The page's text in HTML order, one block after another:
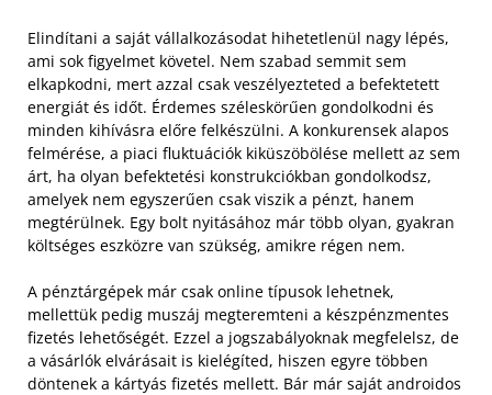
Elindítani a saját vállalkozásodat hihetetlenül nagy lépés,
ami sok figyelmet követel. Nem szabad semmit sem
elkapkodni, mert azzal csak veszélyezteted a befektetett
energiát és időt. Érdemes széleskörűen gondolkodni és
minden kihívásra előre felkészülni. A konkurensek alapos
felmérése, a piaci fluktuációk kiküszöbölése mellett az sem
árt, ha olyan befektetési konstrukciókban gondolkodsz,
amelyek nem egyszerűen csak viszik a pénzt, hanem
megtérülnek. Egy bolt nyitásához már több olyan, gyakran
költséges eszközre van szükség, amikre régen nem.
A pénztárgépek már csak online típusok lehetnek,
mellettük pedig muszáj megteremteni a készpénzmentes
fizetés lehetőségét. Ezzel a jogszabályoknak megfelelsz, de
a vásárlók elvárásait is kielégíted, hiszen egyre többen
döntenek a kártyás fizetés mellett. Bár már saját androidos